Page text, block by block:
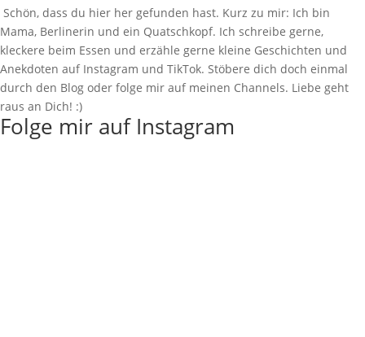
Schön, dass du hier her gefunden hast. Kurz zu mir: Ich bin
Mama, Berlinerin und ein Quatschkopf. Ich schreibe gerne,
kleckere beim Essen und erzähle gerne kleine Geschichten und
Anekdoten auf Instagram und TikTok. Stöbere dich doch einmal
durch den Blog oder folge mir auf meinen Channels. Liebe geht
raus an Dich! :)
Folge mir auf Instagram